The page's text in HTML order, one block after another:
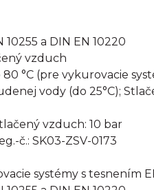
a DIN EN 10220
vzduch
80 °C (pre vykurovacie
vody (do 25°C);
vzduch: 10 bar
č.: SK03-ZSV-0173
systémy s tesnením